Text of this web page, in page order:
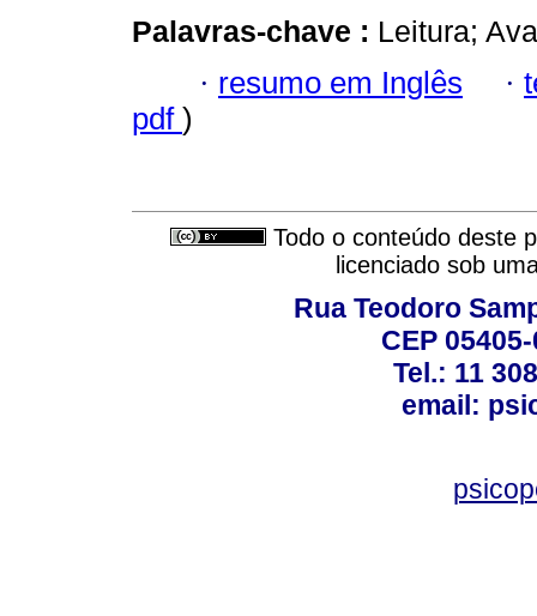
Palavras-chave : Leitura;
· resumo em Inglês ·
pdf )
Todo o conteúdo deste
licenciado sob
Rua Teodoro
CEP
Tel.: 11
email: